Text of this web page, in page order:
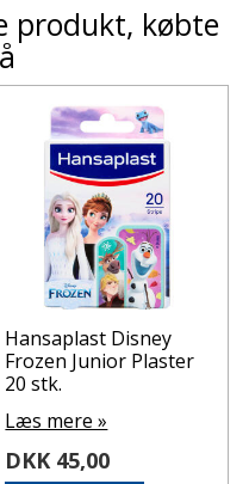
produkt, købte
Hansaplast Disney
Frozen Junior Plaster
20 stk.
Læs mere »
DKK 45,00